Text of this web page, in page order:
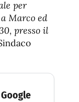
per
Marco ed
presso il